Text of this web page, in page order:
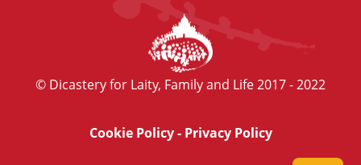
© Dicastery for Laity, Family and Life 2017 - 2022
Cookie Policy- Privacy Policy